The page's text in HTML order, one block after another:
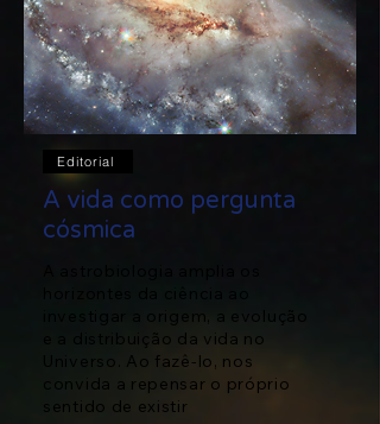
Editorial
A vida como pergunta
cósmica
investigar a origem, a evolução
e a distribuição da vida no
Universo. Ao fazê-lo, nos
convida a repensar o próprio
sentido de existir